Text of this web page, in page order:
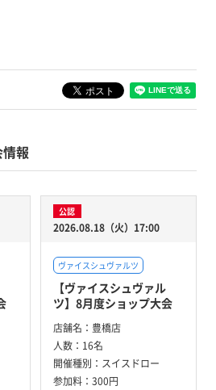
報
公認
2026.08.18（火）17:00
ヴァイスシュヴァルツ
【ヴァイスシュヴァル
ツ】8月度ショップ大会
店舗名： 豊橋店
人数： 16名
開催種別： スイスドロー
参加料： 300円